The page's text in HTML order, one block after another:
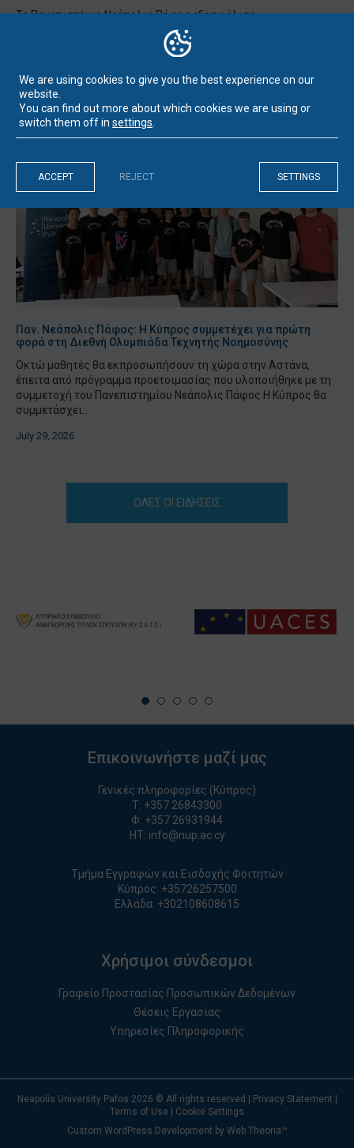
Το Πανεπιστήμιο Νεάπολις Πάφος εξασφάλισε
χρηματοδότηση από το ερευνητικό πρόγραμμα Horizon Europe
της Ευρωπαϊκής Ένωσης για το έργο GENDRIVE – Gender
August 3, 2026
Παν. Νεάπολις Πάφος: Η Κύπρος συμμετέχει για πρώτη
φορά στη Διεθνή Ολυμπιάδα Τεχνητής Νοημοσύνης
Οκτώ μαθητές θα εκπροσωπήσουν τη χώρα στην Αστάνα,
έπειτα από πρόγραμμα προετοιμασίας που υλοποιήθηκε με τη
συμμετοχή του Πανεπιστημίου Νεάπολις Πάφος Η Κύπρος θα
συμμετάσχει...
July 29, 2026
ΟΛΕΣ ΟΙ ΕΙΔΗΣΕΙΣ
Επικοινωνήστε μαζί μας
Γενικές πληροφορίες (Κύπρος)
T: +357 26843300
Φ: +357 26931944
ΗΤ: info@nup.ac.cy
Τμήμα Εγγραφών και Εισδοχής Φοιτητών
Κύπρος: +35726257500
Ελλάδα: +30210860861 5
Χρήσιμοι σύνδεσμοι
Γραφείο Προστασίας Προσωπικών Δεδομένων
Θέσεις Εργασίας
Υπηρεσίες Πληροφορικής
Neapolis University Pafos 2026 © All rights reserved | Privacy Statement |
Terms of Use | Cookie Settings
Custom WordPress Development by Web Theoria™
We are using cookies to give you the best experience on our
website.
You can find out more about which cookies we are using or
switch them off in settings
ACCEPT SETTINGS
REJECT